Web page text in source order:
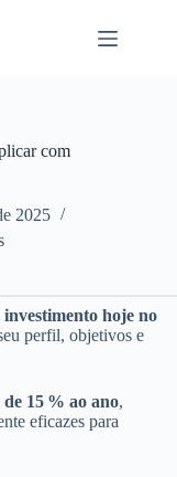
com
2025
hoje no
perfil, objetivos e
15 % ao ano,
eficazes para